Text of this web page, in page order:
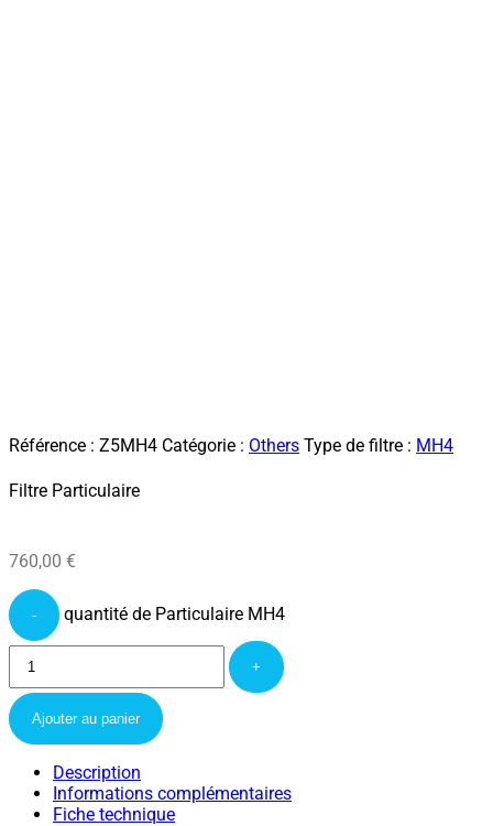
Référence : Z5MH4 Catégorie : Others Type de filtre : MH4
Filtre Particulaire
760,00 €
- quantité de Particulaire MH4
+
Ajouter au panier
Description
Informations complémentaires
Fiche technique